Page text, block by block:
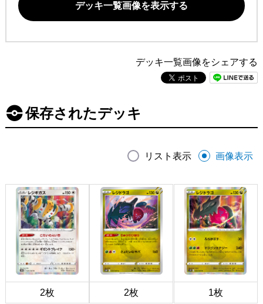
デッキ一覧画像を表示する
デッキ一覧画像をシェアする
保存されたデッキ
リスト表示 画像表示
2枚 2枚 1枚